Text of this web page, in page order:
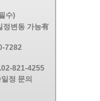
수)
정변동 가능有
7282
821-4255
정 문의